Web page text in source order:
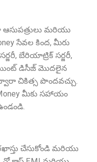
ఆసుపత్రులు మరియు
సేవల కింద, మీరు
బేరియాట్రిక్ సర్జరీ,
డిసీజ్ మొదలైన
చికిత్స పొందవచ్చు.
మీకు సహాయం
చేసుకోండి మరియు